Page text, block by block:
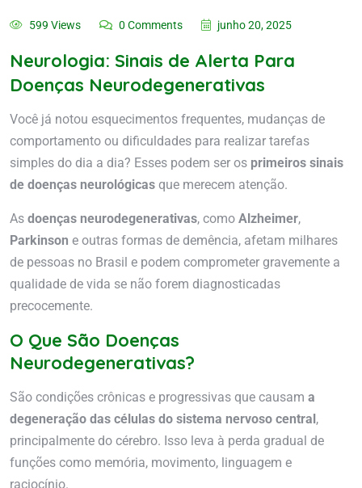
599 Views 0 Comments junho 20, 2025
Neurologia: Sinais de Alerta Para
Doenças Neurodegenerativas
Você já notou esquecimentos frequentes, mudanças de
comportamento ou dificuldades para realizar tarefas
simples do dia a dia? Esses podem ser os primeiros sinais
de doenças neurológicas que merecem atenção.
As doenças neurodegenerativas, como Alzheimer,
Parkinson e outras formas de demência, afetam milhares
de pessoas no Brasil e podem comprometer gravemente a
qualidade de vida se não forem diagnosticadas
precocemente.
O Que São Doenças
Neurodegenerativas?
São condições crônicas e progressivas que causam a
degeneração das células do sistema nervoso central,
principalmente do cérebro. Isso leva à perda gradual de
funções como memória, movimento, linguagem e
raciocínio.